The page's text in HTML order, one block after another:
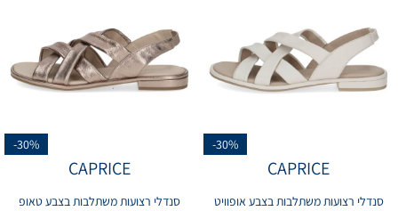
-30%
CAPRICE
סנדלי רצועות משתלבות בצבע אופוויט
-30%
CAPRICE
סנדלי רצועות משתלבות בצבע טאופ